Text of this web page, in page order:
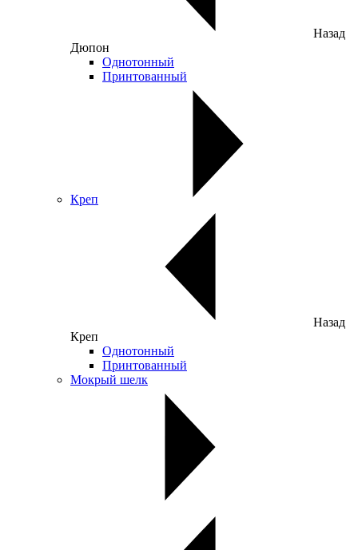
Назад
Дюпон
Однотонный
Принтованный
Креп
Назад
Креп
Однотонный
Принтованный
Мокрый шелк